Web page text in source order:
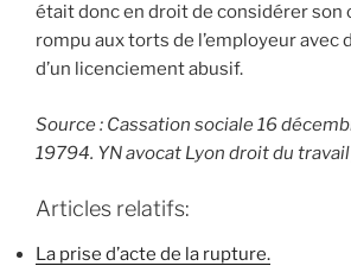
était donc en droit de considérer son
rompu aux torts de l’employeur avec
d’un licenciement abusif.
Source : Cassation sociale 16
19794. YN avocat Lyon droit du
Articles relatifs:
La prise d’acte de la rupture.